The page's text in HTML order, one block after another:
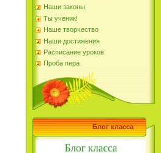
Наши законы
Ты ученик!
Наше творчество
Наши достижения
Расписание уроков
Проба пера
Блог класса